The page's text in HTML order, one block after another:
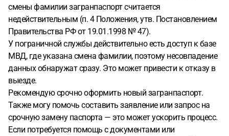
смены фамилии загранпаспорт считается
недействительным (п. 4 Положения, утв. Постановлением
Правительства РФ от 19.01.1998 № 47).
У пограничной службы действительно есть доступ к базе
МВД, где указана смена фамилии, поэтому несовпадение
данных обнаружат сразу. Это может привести к отказу в
выезде.
Рекомендую срочно оформить новый загранпаспорт.
Также могу помочь составить заявление или запрос на
срочную замену паспорта — это может ускорить процесс.
Если потребуется помощь с документами или